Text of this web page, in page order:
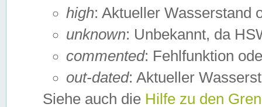
high: Aktueller Wasserstand
unknown: Unbekannt, da
commented: Fehlfunktion
out-dated: Aktueller
Siehe auch die Hilfe zu den